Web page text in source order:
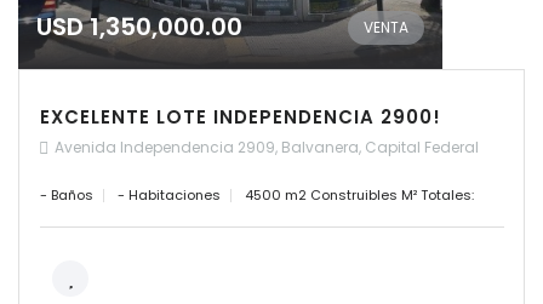
USD 1,350,000.00 VENTA
EXCELENTE LOTE INDEPENDENCIA 2900!
Avenida Independencia 2909, Balvanera, Capital Federal
- Baños - Habitaciones 4500 m2 Construibles M² Totales: